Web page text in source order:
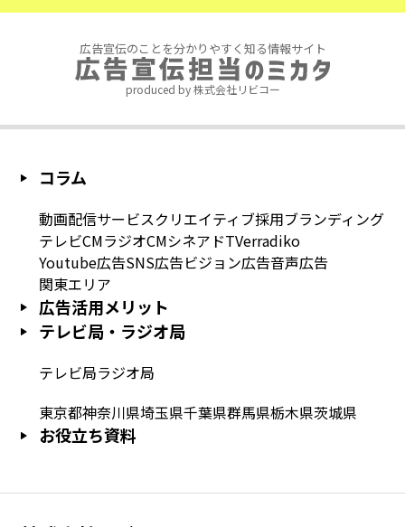
広告宣伝のことを分かりやすく知る情報サイト
produced by 株式会社リビコー
コラム
動画配信サービスクリエイティブ採用ブランディング
テレビCMラジオCMシネアドTVerradiko
Youtube広告SNS広告ビジョン広告音声広告
関東エリア
広告活用メリット
テレビ局・ラジオ局
テレビ局ラジオ局
東京都神奈川県埼玉県千葉県群馬県栃木県茨城県
お役立ち資料